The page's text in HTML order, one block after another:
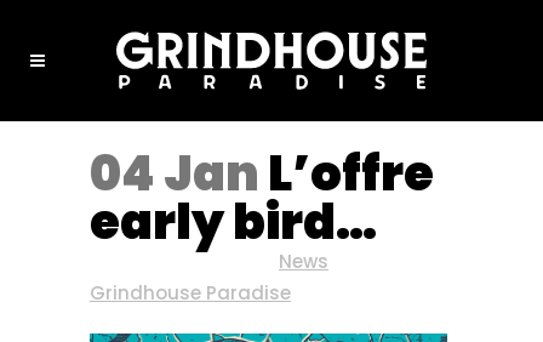
04 JanL’offre
early bird…
News
Grindhouse Paradise